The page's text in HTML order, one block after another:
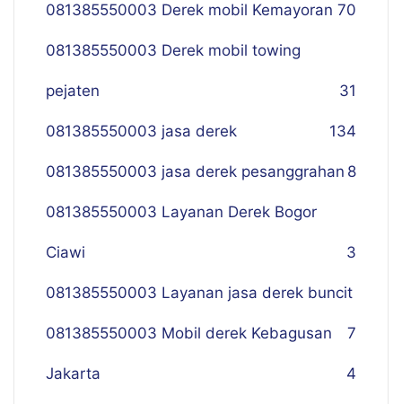
081385550003 Derek mobil Kemayoran 70
081385550003 Derek mobil towing
pejaten 31
081385550003 jasa derek 134
081385550003 jasa derek pesanggrahan 8
081385550003 Layanan Derek Bogor
Ciawi 3
081385550003 Layanan jasa derek buncit
7
081385550003 Mobil derek Kebagusan
Jakarta 4